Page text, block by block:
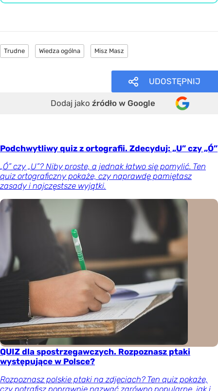
Trudne Wiedza ogólna Misz Masz
UDOSTĘPNIJ
Dodaj jako źródło w Google
Podchwytliwy quiz z ortografii. Zdecyduj: „U” czy „Ó”
„Ó” czy „U”? Niby proste, a jednak łatwo się pomylić. Ten
quiz ortograficzny pokaże, czy naprawdę pamiętasz
zasady i najczęstsze wyjątki.
QUIZ dla spostrzegawczych. Rozpoznasz ptaki
występujące w Polsce?
Rozpoznasz polskie ptaki na zdjęciach? Ten quiz pokaże,
czy potrafisz poprawnie nazwać zarówno popularne, jak i